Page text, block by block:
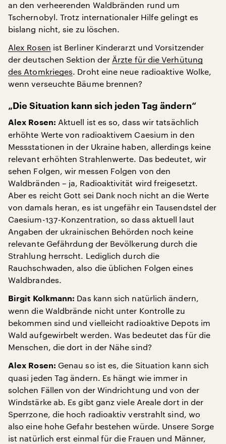
an den verheerenden Waldbränden rund um
Tschernobyl. Trotz internationaler Hilfe gelingt es
bislang nicht, sie zu löschen.
Alex Rosen ist Berliner Kinderarzt und Vorsitzender
der deutschen Sektion der Ärzte für die Verhütung
des Atomkrieges. Droht eine neue radioaktive Wolke,
wenn verseuchte Bäume brennen?
„Die Situation kann sich jeden Tag ändern“
Alex Rosen: Aktuell ist es so, dass wir tatsächlich
erhöhte Werte von radioaktivem Caesium in den
Messstationen in der Ukraine haben, allerdings keine
relevant erhöhten Strahlenwerte. Das bedeutet, wir
sehen Folgen, wir messen Folgen von den
Waldbränden – ja, Radioaktivität wird freigesetzt.
Aber es reicht Gott sei Dank noch nicht an die Werte
von damals heran, es ist ungefähr ein Tausendstel der
Caesium-137-Konzentration, so dass aktuell laut
Angaben der ukrainischen Behörden noch keine
relevante Gefährdung der Bevölkerung durch die
Strahlung herrscht. Lediglich durch die
Rauchschwaden, also die üblichen Folgen eines
Waldbrandes.
Birgit Kolkmann: Das kann sich natürlich ändern,
wenn die Waldbrände nicht unter Kontrolle zu
bekommen sind und vielleicht radioaktive Depots im
Wald aufgewirbelt werden. Was bedeutet das für die
Menschen, die dort in der Nähe sind?
Alex Rosen: Genau so ist es, die Situation kann sich
quasi jeden Tag ändern. Es hängt wie immer in
solchen Fällen von der Windrichtung und von der
Windstärke ab. Es gibt ganz viele Areale dort in der
Sperrzone, die hoch radioaktiv verstrahlt sind, wo
also eine hohe Gefahr bestehen würde. Unsere Sorge
ist natürlich erst einmal für die Frauen und Männer,